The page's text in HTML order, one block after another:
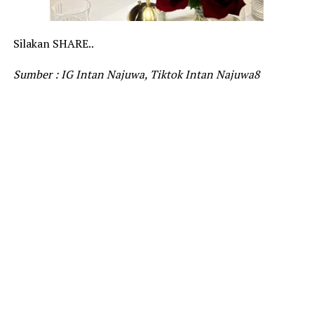
Silakan SHARE..
Sumber : IG Intan Najuwa, Tiktok Intan Najuwa8